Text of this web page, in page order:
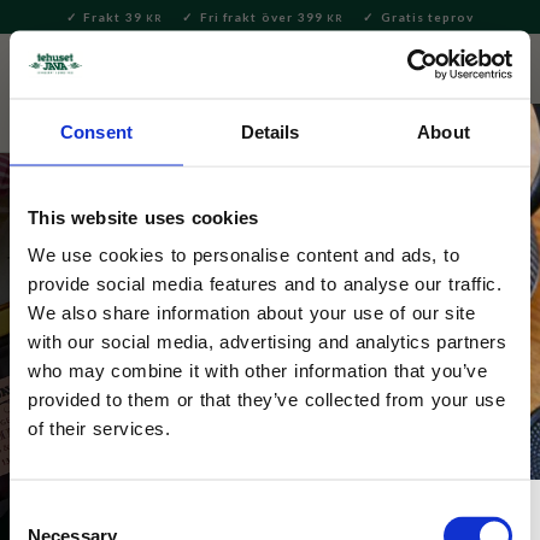
Consent Details About
This website uses cookies
We use cookies to personalise content and ads, to
provide social media features and to analyse our traffic.
We also share information about your use of our site
with our social media, advertising and analytics partners
who may combine it with other information that you’ve
provided to them or that they’ve collected from your use
of their services.
Necessary
Meny
Frakt 39 KR Fri frakt över 399 KR Gratis teprov
Köp 3 vykort fyllda med te för 129 kr
Skicka en hälsning fylld med te till nära och kära. Våra
fina tevykort med olika hälsningar innehåller
teblandningar som räcker till 2 kannor med te.  (Ord.